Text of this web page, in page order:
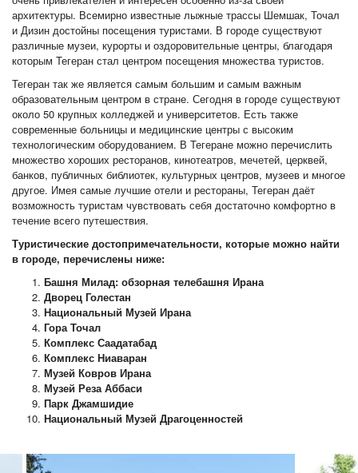
архитектуры. Всемирно известные лыжные трассы Шемшак, Точал
и Дизин достойны посещения туристами. В городе существуют
различные музеи, курорты и оздоровительные центры, благодаря
которым Тегеран стал центром посещения множества туристов.
Тегеран так же является самым большим и самым важным
образовательным центром в стране. Сегодня в городе существуют
около 50 крупных колледжей и университетов. Есть также
современные больницы и медицинские центры с высоким
технологическим оборудованием. В Тегеране можно перечислить
множество хороших ресторанов, кинотеатров, мечетей, церквей,
банков, публичных библиотек, культурных центров, музеев и многое
другое. Имея самые лучшие отели и рестораны, Тегеран даёт
возможность туристам чувствовать себя достаточно комфортно в
течение всего путешествия.
Туристические достопримечательности, которые можно найти
в городе, перечислены ниже:
Башня Милад: обзорная телебашня Ирана
Дворец Голестан
Национальный Музей Ирана
Гора Точал
Комплекс Саадатабад
Комплекс Ниаваран
Музей Ковров Ирана
Музей Реза Аббаси
Парк Джамшидие
Национальный Музей Драгоценностей